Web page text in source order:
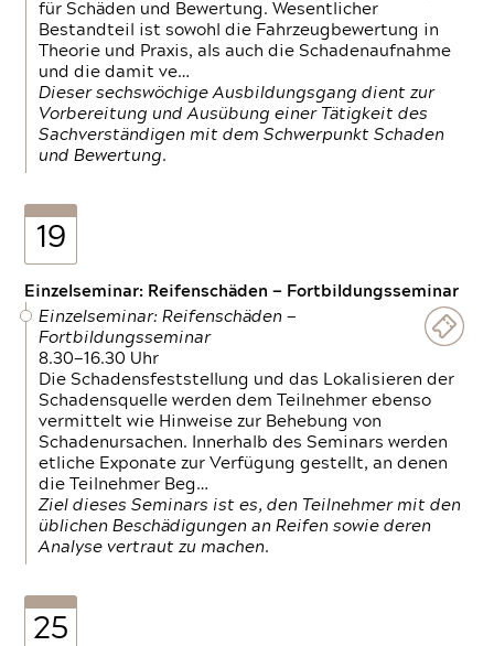
für Schäden und Bewertung. Wesentlicher
Bestandteil ist sowohl die Fahrzeugbewertung in
Theorie und Praxis, als auch die Schadenaufnahme
und die damit ve…
Dieser sechswöchige Ausbildungsgang dient zur
Vorbereitung und Ausübung einer Tätigkeit des
Sachverständigen mit dem Schwerpunkt Schaden
und Bewertung.
19
Einzelseminar: Reifenschäden — Fortbildungsseminar
Einzelseminar: Reifenschäden —
Fortbildungsseminar
8.30—16.30 Uhr
Die Schadensfeststellung und das Lokalisieren der
Schadensquelle werden dem Teilnehmer ebenso
vermittelt wie Hinweise zur Behebung von
Schadenursachen. Innerhalb des Seminars werden
etliche Exponate zur Verfügung gestellt, an denen
die Teilnehmer Beg…
Ziel dieses Seminars ist es, den Teilnehmer mit den
üblichen Beschädigungen an Reifen sowie deren
Analyse vertraut zu machen.
25